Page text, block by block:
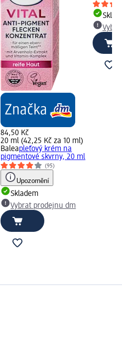
84,50 Kč
20 ml (42,25 Kč za 10 ml)
Baleapleťový krém na
pigmentové skvrny, 20 ml
(95)
Upozornění
Skladem
Vybrat prodejnu dm